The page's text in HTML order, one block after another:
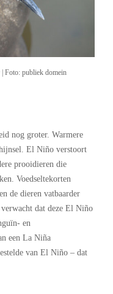
| Foto: publiek domein
nog groter. Warmere
El Niño verstoort
prooidieren die
Voedseltekorten
de dieren vatbaarder
dat deze El Niño
en
een La Niña
van El Niño – dat